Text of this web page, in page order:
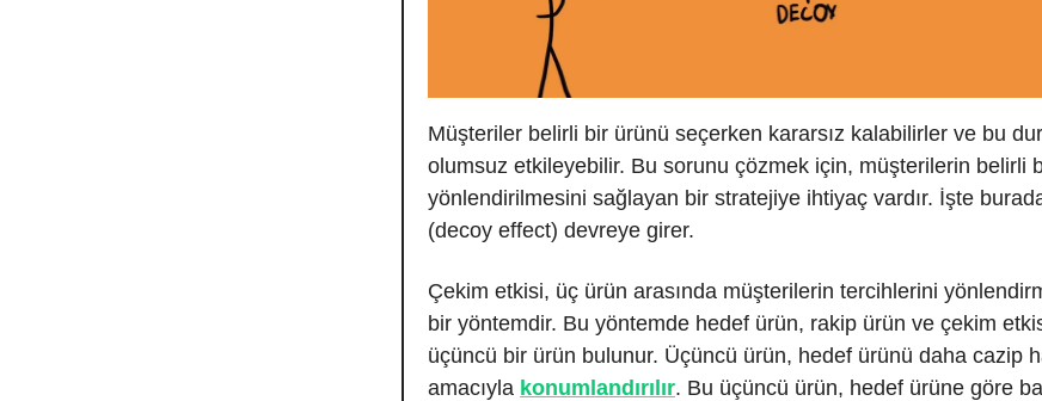
Müşteriler belirli bir ürünü seçerken kararsız kalabilirler ve bu
olumsuz etkileyebilir. Bu sorunu çözmek için, müşterilerin belirli
yönlendirilmesini sağlayan bir stratejiye ihtiyaç vardır. İşte
(decoy effect) devreye girer.
Çekim etkisi, üç ürün arasında müşterilerin tercihlerini
bir yöntemdir. Bu yöntemde hedef ürün, rakip ürün ve çekim
üçüncü bir ürün bulunur. Üçüncü ürün, hedef ürünü daha cazip
amacıyla konumlandırılır. Bu üçüncü ürün, hedef ürüne göre